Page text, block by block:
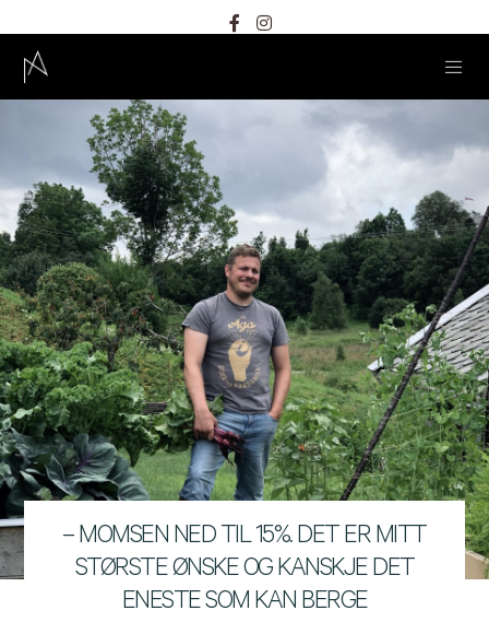
– MOMSEN NED TIL 15%. DET ER MITT
STØRSTE ØNSKE OG KANSKJE DET
ENESTE SOM KAN BERGE